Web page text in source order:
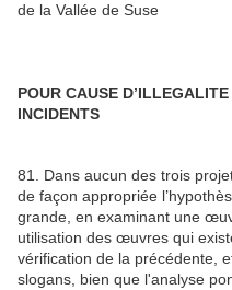
de la Vallée de Suse
POUR CAUSE
INCIDENTS
81. Dans aucun des trois
de façon appropriée
grande, en examinant une
utilisation des œuvres qui
vérification de la précédente,
slogans, bien que l'analyse